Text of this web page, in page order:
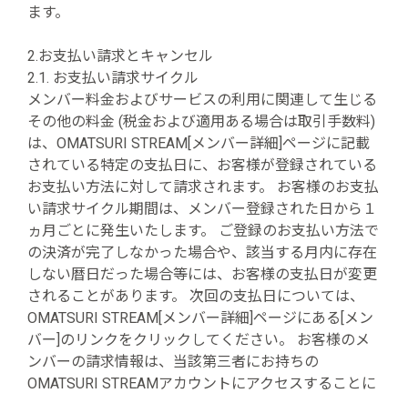
ます。
2.お支払い請求とキャンセル
2.1. お支払い請求サイクル
メンバー料金およびサービスの利用に関連して生じる
その他の料金 (税金および適用ある場合は取引手数料)
は、OMATSURI STREAM[メンバー詳細]ページに記載
されている特定の支払日に、お客様が登録されている
お支払い方法に対して請求されます。 お客様のお支払
い請求サイクル期間は、メンバー登録された日から１
ヵ月ごとに発生いたします。 ご登録のお支払い方法で
の決済が完了しなかった場合や、該当する月内に存在
しない暦日だった場合等には、お客様の支払日が変更
されることがあります。 次回の支払日については、
OMATSURI STREAM[メンバー詳細]ページにある[メン
バー]のリンクをクリックしてください。 お客様のメ
ンバーの請求情報は、当該第三者にお持ちの
OMATSURI STREAMアカウントにアクセスすることに